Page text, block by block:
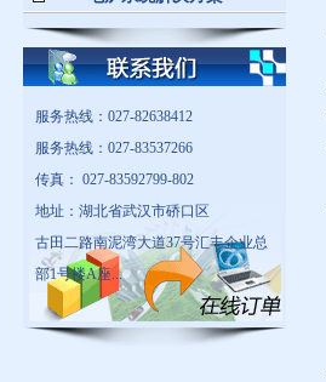
服务热线：027-82638412
服务热线：027-83537266
传真： 027-83592799-802
地址：湖北省武汉市硚口区
古田二路南泥湾大道37号汇丰企业总
部1号楼A座...